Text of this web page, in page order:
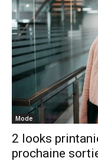
Mode
2 looks
prochaine